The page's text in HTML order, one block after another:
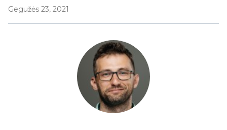
Gegužės 23, 2021